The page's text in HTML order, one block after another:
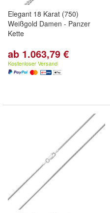
Elegant 18 Karat (750)
Weißgold Damen - Panzer
Kette
ab 1.063,79 €
Kostenloser Versand